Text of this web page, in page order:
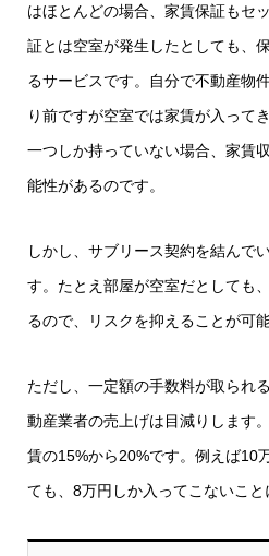
はほとんどの場合、家賃保証もセ
証とは空室が発生したとしても、
るサービスです。自分で不動産物
り前ですが空室では家賃が入って
一つしか持っていない場合、家賃
能性があるのです。
しかし、サブリース契約を結んで
す。たとえ部屋が空室だとしても
るので、リスクを抑えることが可
ただし、一定額の手数料が取られ
動産業者の売上げは目減りします
賃の15%から20%です。例えば10
ても、8万円しか入ってこないこと